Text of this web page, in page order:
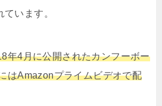
います。
年4月に公開されたカンフーボー
はAmazonプライムビデオで配